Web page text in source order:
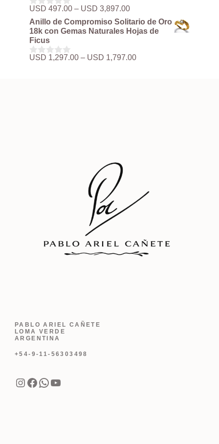
USD 497.00
USD 3,897.00
0
d
e
5
USD 497.00 – USD 3,897.00Rango
de
precios:
desde
hasta
Anillo de Compromiso Solitario de Oro
18k con Gemas Naturales Hojas de
Ficus
0
USD 1,297.00 – USD 1,797.00Rango
PABLO ARIEL CAÑETE
LOMA VERDE
ARGENTINA
+54-9-11-56303498
Instagram
Facebook
WhatsApp
YouTube